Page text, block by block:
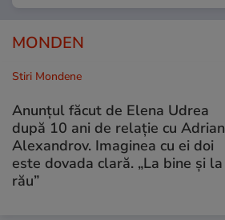
MONDEN
Stiri Mondene
Anunțul făcut de Elena Udrea
după 10 ani de relație cu Adrian
Alexandrov. Imaginea cu ei doi
este dovada clară. „La bine și la
rău”